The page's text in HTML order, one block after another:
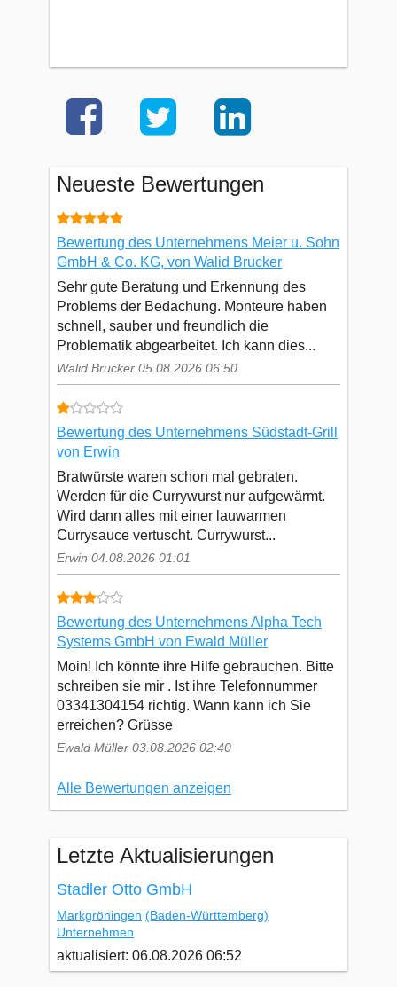
Neueste Bewertungen
Bewertung des Unternehmens Meier u. Sohn
GmbH & Co. KG, von Walid Brucker
Sehr gute Beratung und Erkennung des
Problems der Bedachung. Monteure haben
schnell, sauber und freundlich die
Problematik abgearbeitet. Ich kann dies...
Walid Brucker 05.08.2026 06:50
Bewertung des Unternehmens Südstadt-Grill
von Erwin
Bratwürste waren schon mal gebraten.
Werden für die Currywurst nur aufgewärmt.
Wird dann alles mit einer lauwarmen
Currysauce vertuscht. Currywurst...
Erwin 04.08.2026 01:01
Bewertung des Unternehmens Alpha Tech
Systems GmbH von Ewald Müller
Moin! Ich könnte ihre Hilfe gebrauchen. Bitte
schreiben sie mir . Ist ihre Telefonnummer
03341304154 richtig. Wann kann ich Sie
erreichen? Grüsse
Ewald Müller 03.08.2026 02:40
Alle Bewertungen anzeigen
Letzte Aktualisierungen
Stadler Otto GmbH
Markgröningen (Baden-Württemberg)
Unternehmen
aktualisiert: 06.08.2026 06:52